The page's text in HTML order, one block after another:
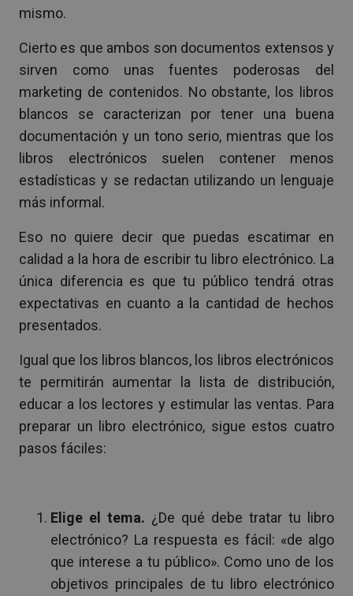
mismo.
Cierto es que ambos son documentos extensos y
sirven como unas fuentes poderosas del
marketing de contenidos. No obstante, los libros
blancos se caracterizan por tener una buena
documentación y un tono serio, mientras que los
libros electrónicos suelen contener menos
estadísticas y se redactan utilizando un lenguaje
más informal.
Eso no quiere decir que puedas escatimar en
calidad a la hora de escribir tu libro electrónico. La
única diferencia es que tu público tendrá otras
expectativas en cuanto a la cantidad de hechos
presentados.
Igual que los libros blancos, los libros electrónicos
te permitirán aumentar la lista de distribución,
educar a los lectores y estimular las ventas. Para
preparar un libro electrónico, sigue estos cuatro
pasos fáciles:
Elige el tema. ¿De qué debe tratar tu libro
electrónico? La respuesta es fácil: «de algo
que interese a tu público». Como uno de los
objetivos principales de tu libro electrónico